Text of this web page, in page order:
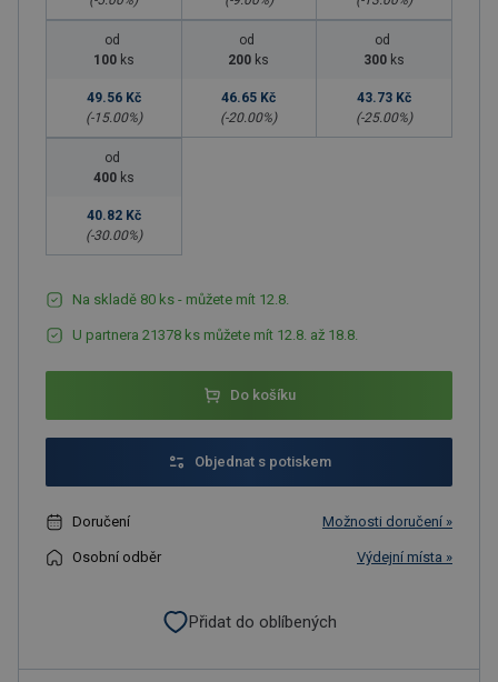
od
100 ks
49.56 Kč
(-15.00%)
od
200 ks
46.65 Kč
(-20.00%)
od
300 ks
43.73 Kč
(-25.00%)
od
400 ks
40.82 Kč
(-30.00%)
Na skladě 80 ks - můžete mít 12.8.
U partnera 21378 ks můžete mít 12.8. až 18.8.
Do košíku
Objednat s potiskem
Doručení Možnosti doručení »
Osobní odběr Výdejní místa »
Přidat do oblíbených